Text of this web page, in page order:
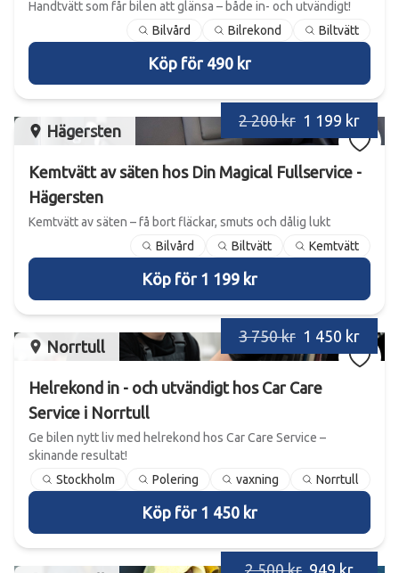
Handtvätt som får bilen att glänsa – både in- och utvändigt!
Bilvård
Bilrekond Biltvätt
Köp för 490 kr
Hägersten
2 200 kr 1 199 kr
Kemtvätt av säten hos Din Magical Fullservice -
Hägersten
Kemtvätt av säten – få bort fläckar, smuts och dålig lukt
Bilvård
Biltvätt Kemtvätt
Köp för 1 199 kr
Norrtull
3 750 kr 1 450 kr
Helrekond in - och utvändigt hos Car Care
Service i Norrtull
Ge bilen nytt liv med helrekond hos Car Care Service –
skinande resultat!
Stockholm
Polering vaxning Norrtull
Köp för 1 450 kr
2 500 kr 949 kr